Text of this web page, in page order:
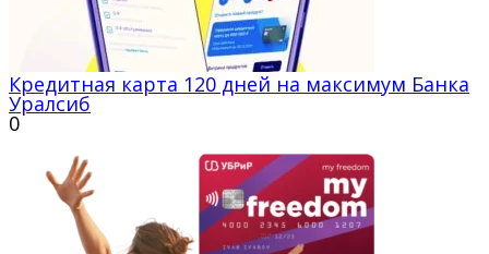
Кредитная карта 120 дней на максимум Банка
Уралсиб
0